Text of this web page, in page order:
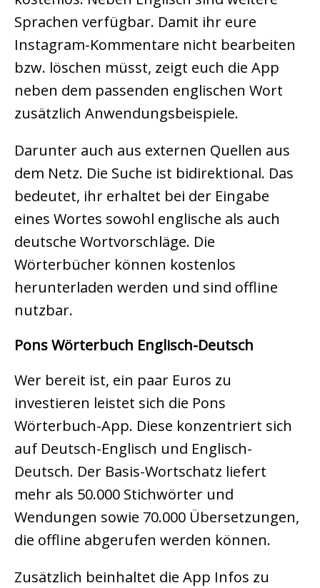
Sprachen verfügbar. Damit ihr eure
Instagram-Kommentare nicht bearbeiten
bzw. löschen müsst, zeigt euch die App
neben dem passenden englischen Wort
zusätzlich Anwendungsbeispiele.
Darunter auch aus externen Quellen aus
dem Netz. Die Suche ist bidirektional. Das
bedeutet, ihr erhaltet bei der Eingabe
eines Wortes sowohl englische als auch
deutsche Wortvorschläge. Die
Wörterbücher können kostenlos
herunterladen werden und sind offline
nutzbar.
Pons Wörterbuch Englisch-Deutsch
Wer bereit ist, ein paar Euros zu
investieren leistet sich die Pons
Wörterbuch-App. Diese konzentriert sich
auf Deutsch-Englisch und Englisch-
Deutsch. Der Basis-Wortschatz liefert
mehr als 50.000 Stichwörter und
Wendungen sowie 70.000 Übersetzungen,
die offline abgerufen werden können.
Zusätzlich beinhaltet die App Infos zu